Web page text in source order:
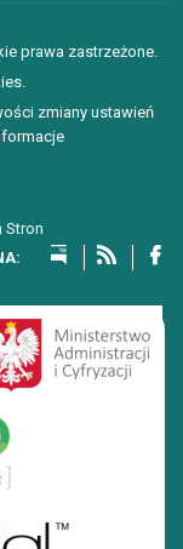
prawa zastrzeżone.
zmiany ustawień
Stron